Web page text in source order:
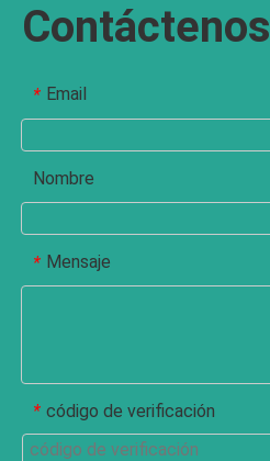
Contáctenos
* Email
Nombre
* Mensaje
* código de verificación